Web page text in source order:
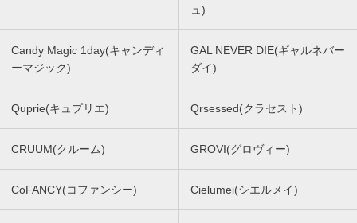
ュ)
Candy Magic 1day(キャンディ
ーマジック)
GAL NEVER DIE(ギャルネバー
ダイ)
Quprie(キュプリエ) Qrsessed(クラセスト)
CRUUM(クルーム) GROVI(グロヴィー)
CoFANCY(コファンシー) Cielumei(シエルメイ)